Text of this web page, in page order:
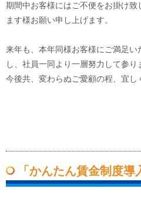
期間中お客様にはご不便をお掛け
ます様お願い申し上げます。
来年も、本年同様お客様にご満足
し、社員一同より一層努力して参り
今後共、変わらぬご愛顧の程、宜し
「かんたん賃金制度